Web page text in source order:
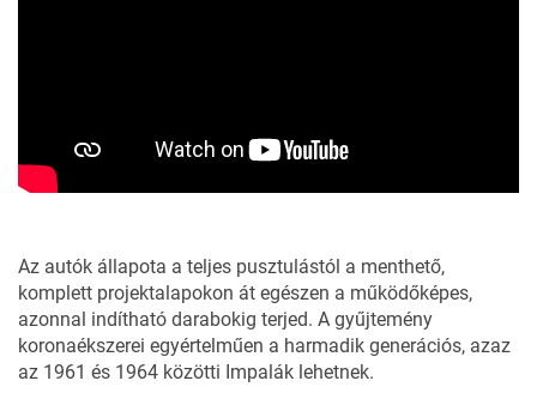
Az autók állapota a teljes pusztulástól a menthető,
komplett projektalapokon át egészen a működőképes,
azonnal indítható darabokig terjed. A gyűjtemény
koronaékszerei egyértelműen a harmadik generációs, azaz
az 1961 és 1964 közötti Impalák lehetnek.